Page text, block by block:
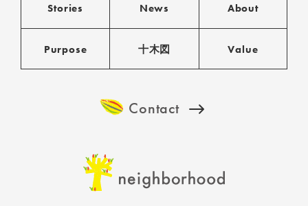
Stories News About
Purpose 十木図 Value
Contact